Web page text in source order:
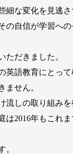
な変化を見逃
自信が学習への
だきました。
語教育にとっ
ません。
しの取り組み
2016年もこれ
。